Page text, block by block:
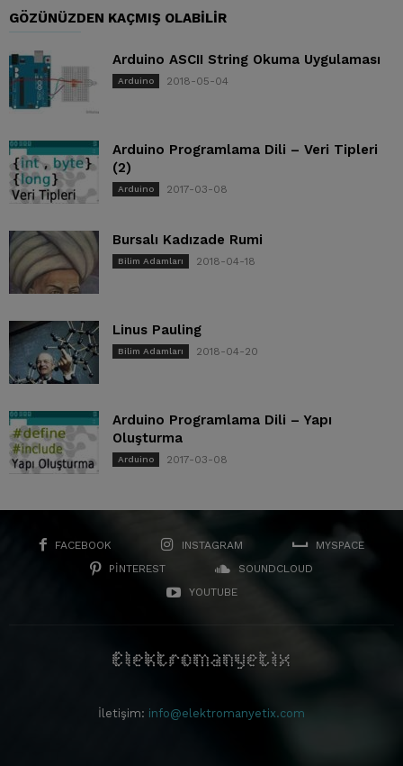
GÖZÜNÜZDEN KAÇMIŞ OLABILIR
Arduino ASCII String Okuma Uygulaması
Arduino 2018-05-04
Arduino Programlama Dili – Veri Tipleri
(2)
Arduino 2017-03-08
Bursalı Kadızade Rumi
Bilim Adamları 2018-04-18
Linus Pauling
Bilim Adamları 2018-04-20
Arduino Programlama Dili – Yapı
Oluşturma
Arduino 2017-03-08
FACEBOOK INSTAGRAM
MYSPACE
PINTEREST
SOUNDCLOUD
YOUTUBE
İletişim: info@elektromanyetix.com